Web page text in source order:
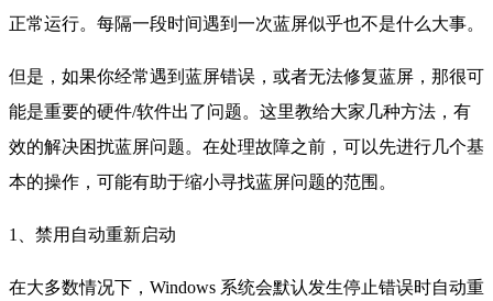
正常运行。每隔一段时间遇到一次蓝屏似乎也不是什么大事。
但是，如果你经常遇到蓝屏错误，或者无法修复蓝屏，那很可
能是重要的硬件/软件出了问题。这里教给大家几种方法，有
效的解决困扰蓝屏问题。在处理故障之前，可以先进行几个基
本的操作，可能有助于缩小寻找蓝屏问题的范围。
1、禁用自动重新启动
在大多数情况下，Windows 系统会默认发生停止错误时自动重